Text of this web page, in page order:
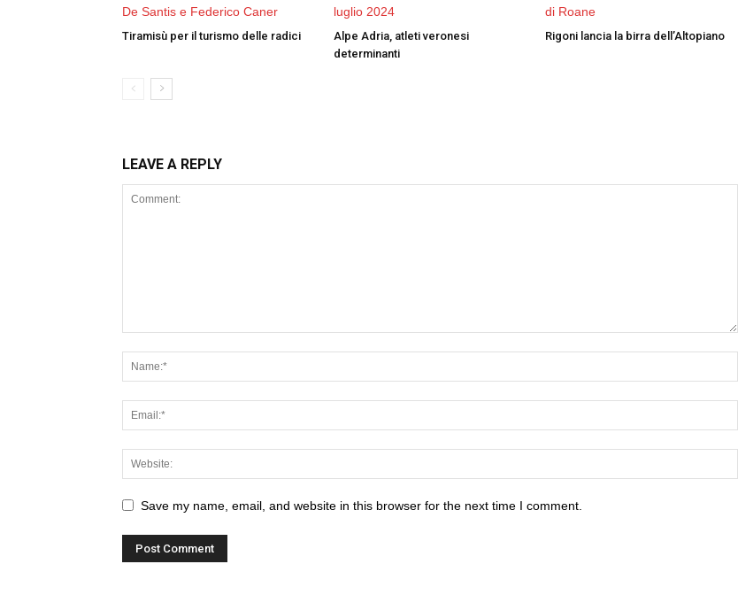
Tiramisù per il turismo delle radici
Alpe Adria, atleti veronesi
determinanti
Rigoni lancia la birra dell’Altopiano
LEAVE A REPLY
Save my name, email, and website in this browser for the next time I comment.